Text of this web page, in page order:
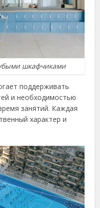
шкафчиками
поддерживать
и необходимостью
занятий. Каждая
характер и